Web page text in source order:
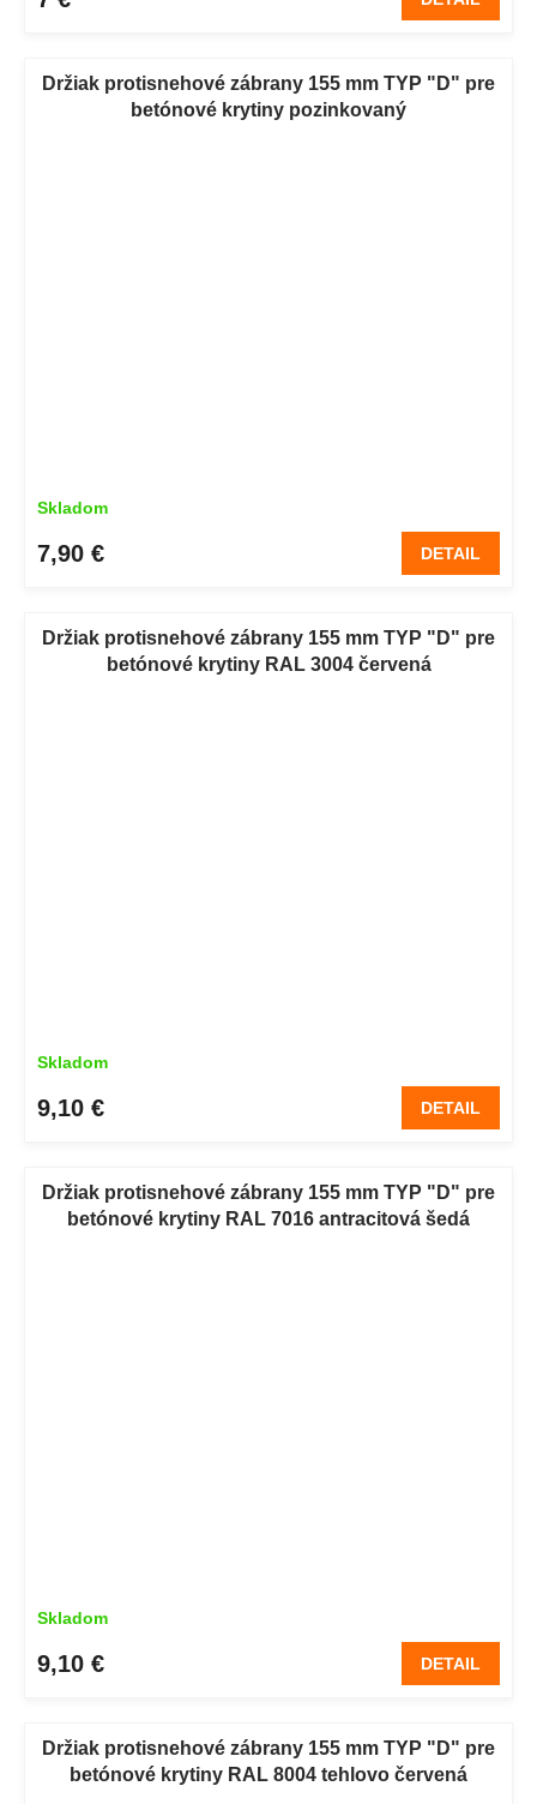
Držiak protisnehové zábrany 155 mm TYP "D" pre
betónové krytiny pozinkovaný
Skladom
7,90 € DETAIL
Držiak protisnehové zábrany 155 mm TYP "D" pre
betónové krytiny RAL 3004 červená
Skladom
9,10 € DETAIL
Držiak protisnehové zábrany 155 mm TYP "D" pre
betónové krytiny RAL 7016 antracitová šedá
Skladom
9,10 € DETAIL
Držiak protisnehové zábrany 155 mm TYP "D" pre
betónové krytiny RAL 8004 tehlovo červená